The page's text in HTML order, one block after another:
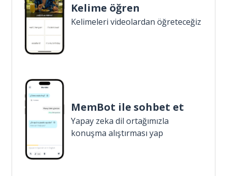
Kelime öğren
Kelimeleri videolardan öğreteceğiz
MemBot ile sohbet et
Yapay zeka dil ortağımızla
konuşma alıştırması yap